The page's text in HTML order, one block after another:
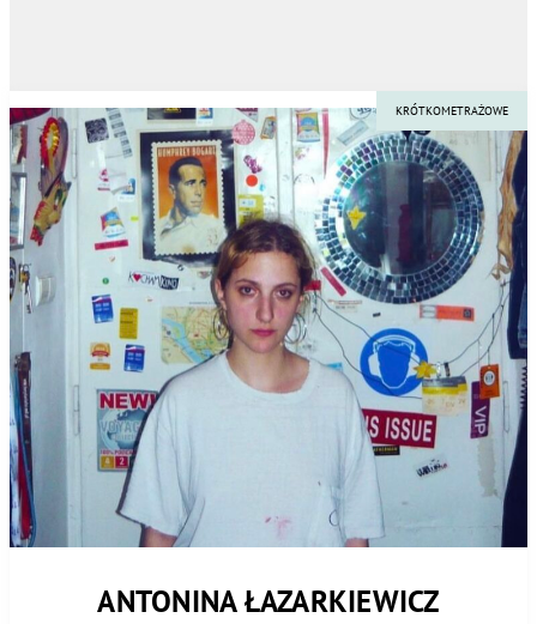
ANTONINA ŁAZARKIEWICZ
KRÓTKOMETRAŻOWE